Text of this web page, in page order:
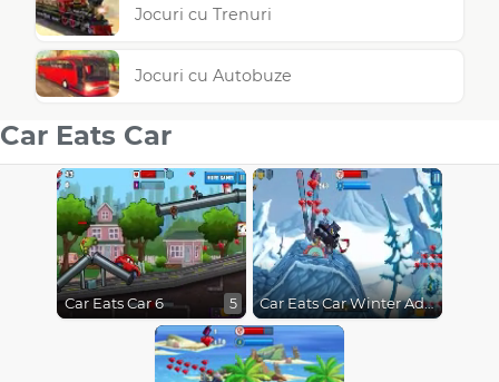
Jocuri cu Trenuri
Jocuri cu Autobuze
Car Eats Car
Car Eats Car 6 5 Car Eats Car Winter Adventure